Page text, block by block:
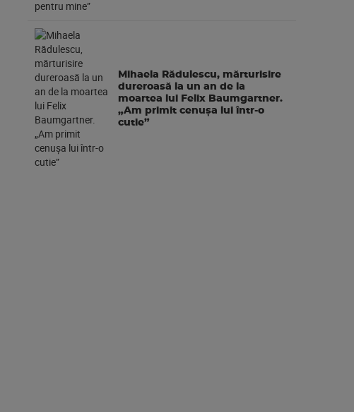
Mihaela Rădulescu, mărturisire
dureroasă la un an de la
moartea lui Felix Baumgartner.
„Am primit cenușa lui într-o
cutie”